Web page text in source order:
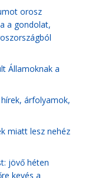
orosz
a gondolat,
Államoknak a
árfolyamok,
miatt lesz nehéz
jövő héten
kevés a